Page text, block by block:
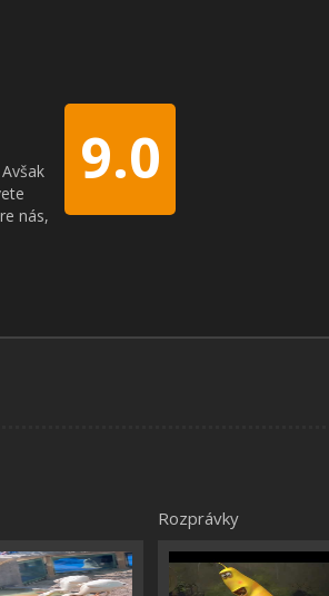
9.0
nás,
Rozprávky